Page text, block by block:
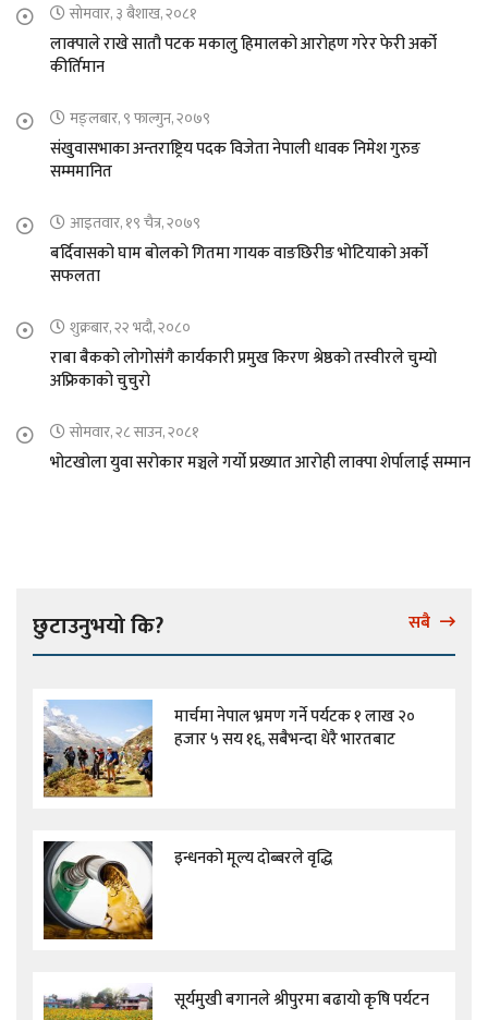
सोमवार, ३ बैशाख, २०८१
लाक्पाले राखे सातौ पटक मकालु हिमालको आरोहण गरेर फेरी अर्को
कीर्तिमान
मङ्लबार, ९ फाल्गुन, २०७९
संखुवासभाका अन्तराष्ट्रिय पदक विजेता नेपाली धावक निमेश गुरुङ
सम्ममानित
आइतवार, १९ चैत्र, २०७९
बर्दिवासको घाम बोलको गितमा गायक वाङछिरीङ भोटियाको अर्को
सफलता
शुक्रबार, २२ भदौ, २०८०
राबा बैकको लोगोसंगै कार्यकारी प्रमुख किरण श्रेष्ठको तस्वीरले चुम्यो
अफ्रिकाको चुचुरो
सोमवार, २८ साउन, २०८१
भोटखोला युवा सरोकार मञ्चले गर्यो प्रख्यात आरोही लाक्पा शेर्पालाई सम्मान
छुटाउनुभयो कि? सबै
मार्चमा नेपाल भ्रमण गर्ने पर्यटक १ लाख २०
हजार ५ सय १६, सबैभन्दा धेरै भारतबाट
इन्धनको मूल्य दोब्बरले वृद्धि
सूर्यमुखी बगानले श्रीपुरमा बढायो कृषि पर्यटन